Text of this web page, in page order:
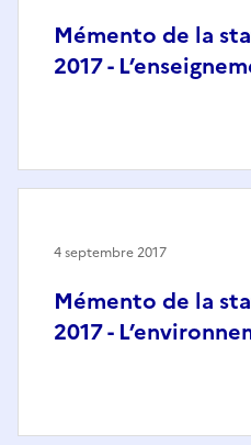
Mémento de la
2017 -
Mémento de la
2017 -
4 septembre 2017